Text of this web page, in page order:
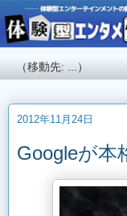
2012年11月24日
Googleが本